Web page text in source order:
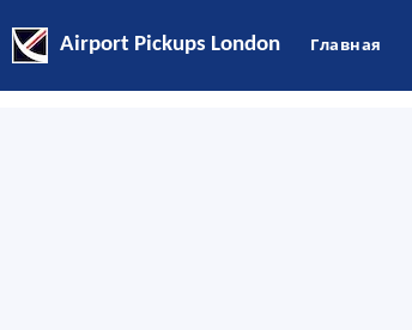
Airport Pickups London Главная